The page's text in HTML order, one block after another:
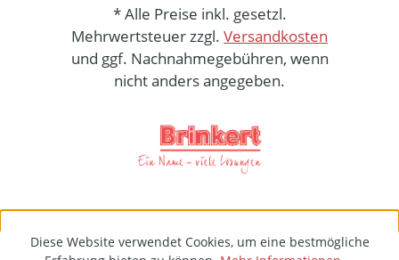
* Alle Preise inkl. gesetzl.
Mehrwertsteuer zzgl. Versandkosten
und ggf. Nachnahmegebühren, wenn
nicht anders angegeben.
Diese Website verwendet Cookies, um eine bestmögliche